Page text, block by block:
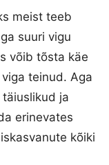
meist teeb
suuri vigu
võib tõsta käe
teinud. Aga
ja
erinevates
kõiki